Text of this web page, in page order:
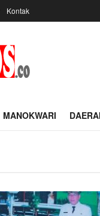
Kontak
MANOKWARI